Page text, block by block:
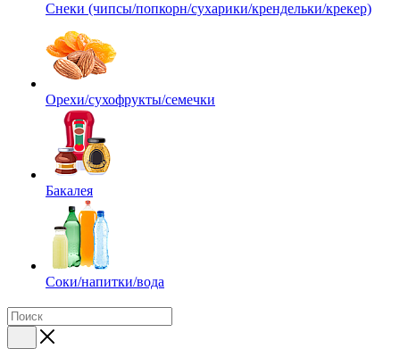
Снеки (чипсы/попкорн/сухарики/крендельки/крекер)
Орехи/сухофрукты/семечки
Бакалея
Соки/напитки/вода